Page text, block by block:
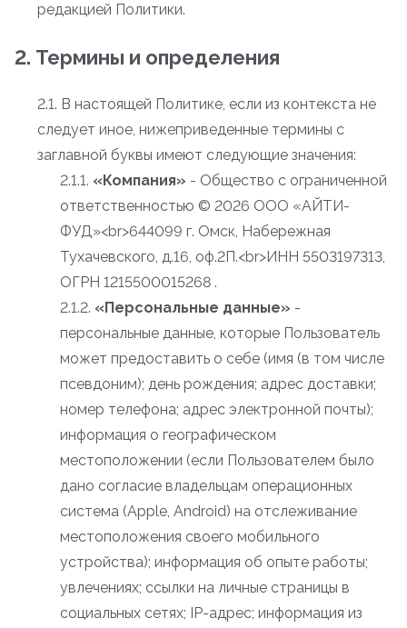
редакцией Политики.
2. Термины и определения
2.1. В настоящей Политике, если из контекста не
следует иное, нижеприведенные термины с
заглавной буквы имеют следующие значения:
2.1.1. «Компания» - Общество с ограниченной
ответственностью © 2026 ООО «АЙТИ-
ФУД»<br>644099 г. Омск, Набережная
Тухачевского, д.16, оф.2П.<br>ИНН 5503197313,
ОГРН 1215500015268 .
2.1.2. «Персональные данные» -
персональные данные, которые Пользователь
может предоставить о себе (имя (в том числе
псевдоним); день рождения; адрес доставки;
номер телефона; адрес электронной почты);
информация о географическом
местоположении (если Пользователем было
дано согласие владельцам операционных
система (Apple, Android) на отслеживание
местоположения своего мобильного
устройства); информация об опыте работы;
увлечениях; ссылки на личные страницы в
социальных сетях; IP-адрес; информация из